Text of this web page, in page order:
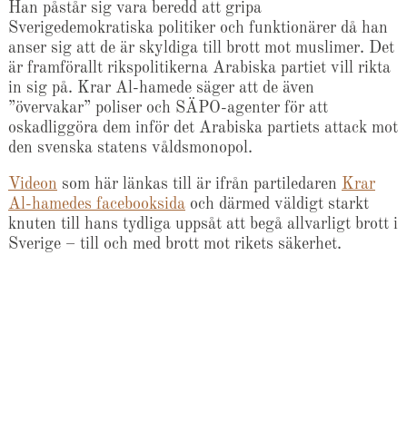
Han påstår sig vara beredd att gripa
Sverigedemokratiska politiker och funktionärer då han
anser sig att de är skyldiga till brott mot muslimer. Det
är framförallt rikspolitikerna Arabiska partiet vill rikta
in sig på. Krar Al-hamede säger att de även
”övervakar” poliser och SÄPO-agenter för att
oskadliggöra dem inför det Arabiska partiets attack mot
den svenska statens våldsmonopol.
Videon som här länkas till är ifrån partiledaren Krar
Al-hamedes facebooksida och därmed väldigt starkt
knuten till hans tydliga uppsåt att begå allvarligt brott i
Sverige – till och med brott mot rikets säkerhet.